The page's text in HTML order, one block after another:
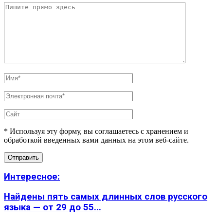
* Используя эту форму, вы соглашаетесь с хранением и
обработкой введенных вами данных на этом веб-сайте.
Интересное:
Найдены пять самых длинных слов русского
языка — от 29 до 55...